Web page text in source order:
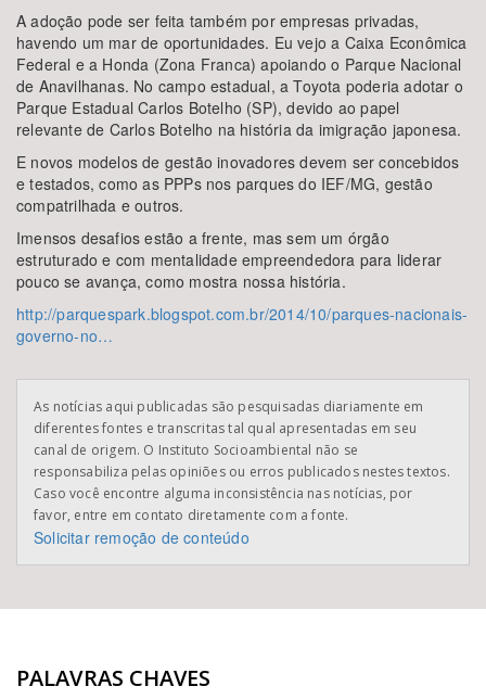
A adoção pode ser feita também por empresas privadas,
havendo um mar de oportunidades. Eu vejo a Caixa Econômica
Federal e a Honda (Zona Franca) apoiando o Parque Nacional
de Anavilhanas. No campo estadual, a Toyota poderia adotar o
Parque Estadual Carlos Botelho (SP), devido ao papel
relevante de Carlos Botelho na história da imigração japonesa.
E novos modelos de gestão inovadores devem ser concebidos
e testados, como as PPPs nos parques do IEF/MG, gestão
compatrilhada e outros.
Imensos desafios estão a frente, mas sem um órgão
estruturado e com mentalidade empreendedora para liderar
pouco se avança, como mostra nossa história.
http://parquespark.blogspot.com.br/2014/10/parques-nacionais-
governo-no…
As notícias aqui publicadas são pesquisadas diariamente em
diferentes fontes e transcritas tal qual apresentadas em seu
canal de origem. O Instituto Socioambiental não se
responsabiliza pelas opiniões ou erros publicados nestes textos.
Caso você encontre alguma inconsistência nas notícias, por
favor, entre em contato diretamente com a fonte.
Solicitar remoção de conteúdo
PALAVRAS CHAVES